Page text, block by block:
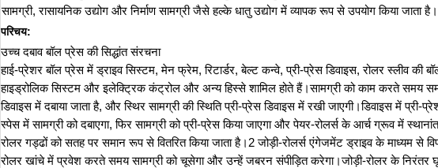
सामग्री, रासायनिक उद्योग और निर्माण सामग्री जैसे हल्के धातु उद्योग में व्यापक रूप से उपयोग किया जाता है।
परिचय:
उच्च दबाव बॉल प्रेस की सिद्धांत संरचना
हाई-प्रेशर बॉल प्रेस में ड्राइव सिस्टम, मेन फ्रेम, रिटार्डर, बेल्ट कन्वे, प्री-प्रेस डिवाइस, रोलर स्लीव की
हाइड्रोलिक सिस्टम और इलेक्ट्रिक कंट्रोल और अन्य हिस्से शामिल होते हैं।सामग्री को काम करते समय
डिवाइस में दबाया जाता है, और स्थिर सामग्री की स्थिति प्री-प्रेस डिवाइस में रखी जाएगी।डिवाइस में
स्पेस में सामग्री को दबाएगा, फिर सामग्री को प्री-प्रेस किया जाएगा और पेयर-रोलर्स के आर्च ग्रूव में
रोलर गड्ढों को सतह पर समान रूप से वितरित किया जाता है।2 जोड़ी-रोलर्स एंगेजमेंट ड्राइव के माध्यम से
रोलर खांचे में प्रवेश करते समय सामग्री को चूसेगा और उन्हें जबरन संपीड़ित करेगा।जोड़ी-रोलर के निरंतर